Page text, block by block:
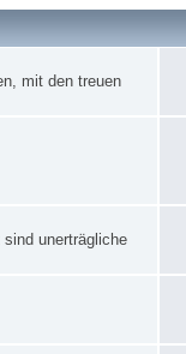
mit den treuen
unerträgliche